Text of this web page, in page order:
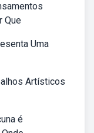
Que
Uma
Artísticos
é